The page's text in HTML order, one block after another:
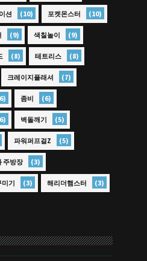
션 (10) 포켓몬스터 (10)
(9) 색칠놀이 (9)
(8) 테트리스 (8)
크레이지플래셔 (7)
좀비 (6)
벽돌깨기 (5)
파워퍼프걸Z (5)
주방장 (3)
미기 (3) 해리더햄스터 (3)